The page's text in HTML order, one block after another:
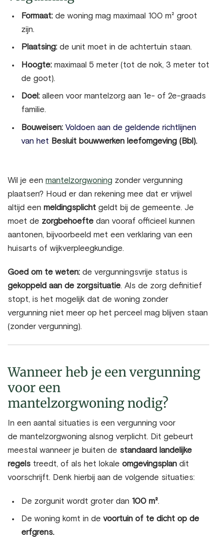
Formaat: de woning mag maximaal 100 m² groot
zijn.
Plaatsing: de unit moet in de achtertuin staan.
Hoogte: maximaal 5 meter (tot de nok, 3 meter tot
de goot).
Doel: a lleen voor mantelzorg aan 1e- of 2e-graads
familie.
Bouweisen: Voldoen aan de geldende richtlijnen
van het Besluit bouwwerken leefomgeving (Bbl).
Wil je een mantelzorgwoning zonder vergunning
plaatsen? Houd er dan rekening mee dat er vrijwel
altijd een meldingsplicht geldt bij de gemeente. Je
moet de zorgbehoefte dan vooraf officieel kunnen
aantonen, bijvoorbeeld met een verklaring van een
huisarts of wijkverpleegkundige.
Goed om te weten: de vergunningsvrije status is
gekoppeld aan de zorgsituatie. Als de zorg definitief
stopt, is het mogelijk dat de woning zonder
vergunning niet meer op het perceel mag blijven staan
(zonder vergunning).
Wanneer heb je een vergunning
voor een
mantelzorgwoning nodig?
In een aantal situaties is een vergunning voor
de mantelzorgwoning alsnog verplicht. Dit gebeurt
meestal wanneer je buiten de standaard landelijke
regels treedt, of als het lokale omgevingsplan dit
voorschrijft. Denk hierbij aan de volgende situaties:
De zorgunit wordt groter dan 100 m².
De woning komt in de voortuin of te dicht op de
erfgrens.